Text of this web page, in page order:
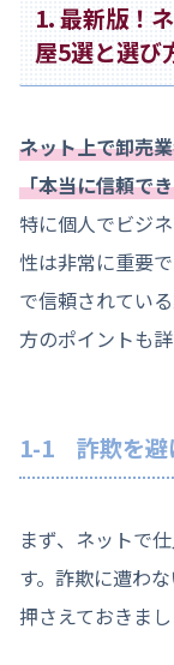
1. 最新版！
屋5選と選び
ネット上で卸売
「本当に信頼で
特に個人でビジ
性は非常に重要
で信頼されてい
方のポイントも
1-1 詐欺を避
まず、ネットで
す。詐欺に遭わ
押さえておきまし